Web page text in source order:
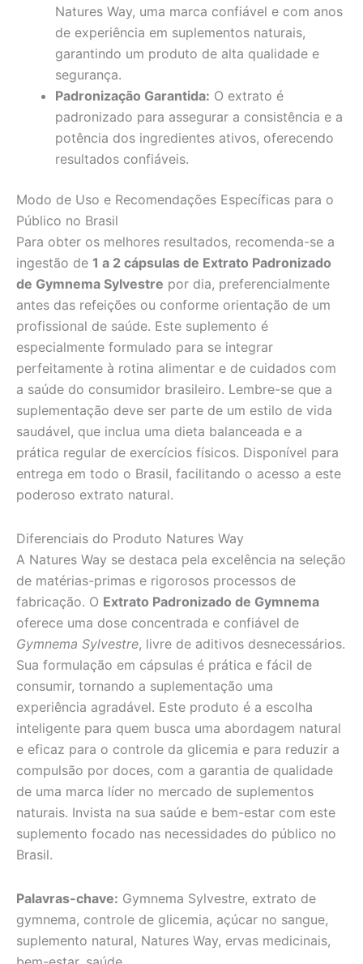
Natures Way, uma marca confiável e com anos
de experiência em suplementos naturais,
garantindo um produto de alta qualidade e
segurança.
Padronização Garantida: O extrato é
padronizado para assegurar a consistência e a
potência dos ingredientes ativos, oferecendo
resultados confiáveis.
Modo de Uso e Recomendações Específicas para o
Público no Brasil
Para obter os melhores resultados, recomenda-se a
ingestão de 1 a 2 cápsulas de Extrato Padronizado
de Gymnema Sylvestre por dia, preferencialmente
antes das refeições ou conforme orientação de um
profissional de saúde. Este suplemento é
especialmente formulado para se integrar
perfeitamente à rotina alimentar e de cuidados com
a saúde do consumidor brasileiro. Lembre-se que a
suplementação deve ser parte de um estilo de vida
saudável, que inclua uma dieta balanceada e a
prática regular de exercícios físicos. Disponível para
entrega em todo o Brasil, facilitando o acesso a este
poderoso extrato natural.
Diferenciais do Produto Natures Way
A Natures Way se destaca pela excelência na seleção
de matérias-primas e rigorosos processos de
fabricação. O Extrato Padronizado de Gymnema
oferece uma dose concentrada e confiável de
Gymnema Sylvestre, livre de aditivos desnecessários.
Sua formulação em cápsulas é prática e fácil de
consumir, tornando a suplementação uma
experiência agradável. Este produto é a escolha
inteligente para quem busca uma abordagem natural
e eficaz para o controle da glicemia e para reduzir a
compulsão por doces, com a garantia de qualidade
de uma marca líder no mercado de suplementos
naturais. Invista na sua saúde e bem-estar com este
suplemento focado nas necessidades do público no
Brasil.
Palavras-chave: Gymnema Sylvestre, extrato de
gymnema, controle de glicemia, açúcar no sangue,
suplemento natural, Natures Way, ervas medicinais,